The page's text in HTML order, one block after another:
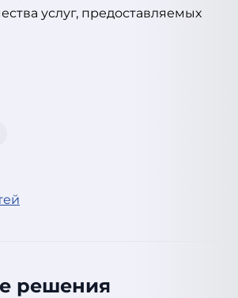
услуг, предоставляемых
решения